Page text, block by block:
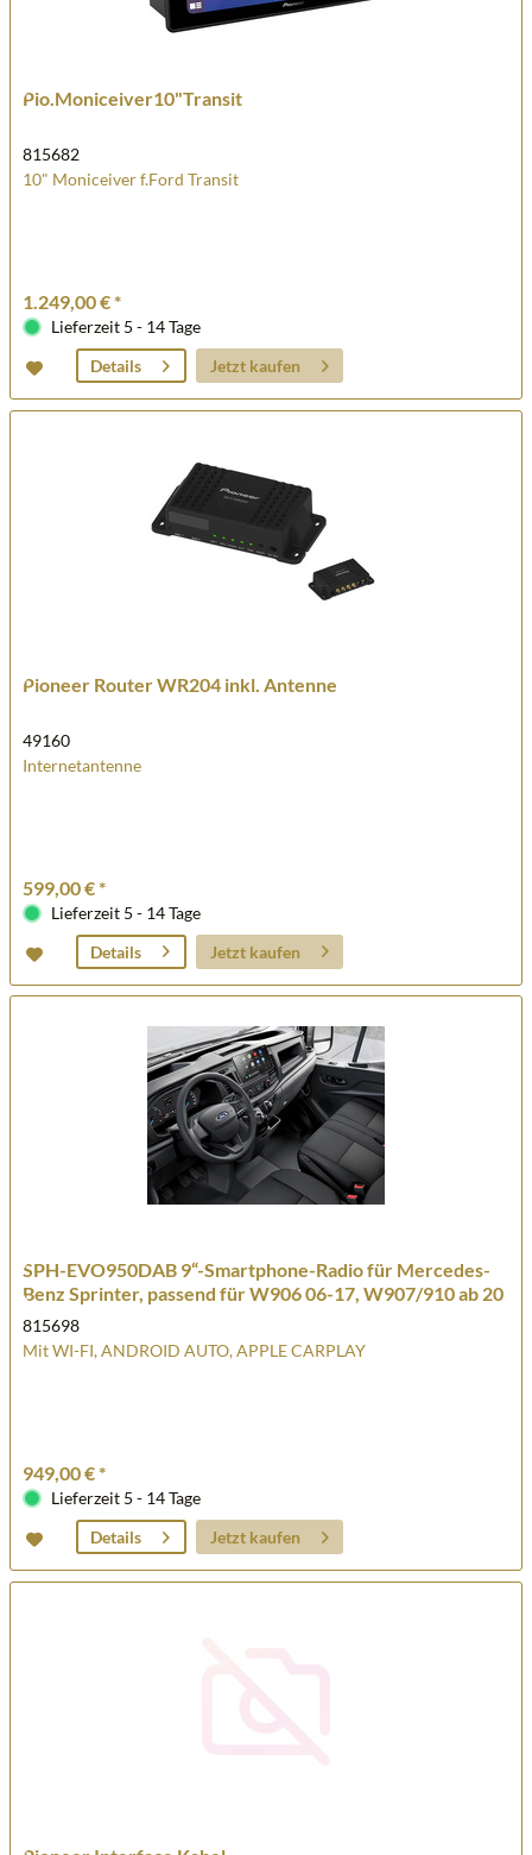
Pio.Moniceiver10"Transit
815682
10" Moniceiver f.Ford Transit
1.249,00 € *
Lieferzeit 5 - 14 Tage
Details
Jetzt kaufen
Pioneer Router WR204 inkl. Antenne
49160
Internetantenne
599,00 € *
Lieferzeit 5 - 14 Tage
Details
Jetzt kaufen
SPH-EVO950DAB 9“-Smartphone-Radio für Mercedes-
Benz Sprinter, passend für W906 06-17, W907/910 ab 20
815698
Mit WI-FI, ANDROID AUTO, APPLE CARPLAY
949,00 € *
Lieferzeit 5 - 14 Tage
Details
Jetzt kaufen